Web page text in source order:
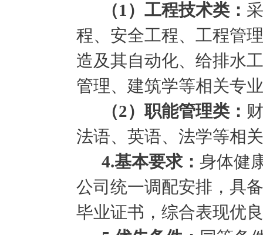
（1）工程技术类：
程、安全工程、工程管
造及其自动化、给排水
管理、建筑学等相关专
（2）职能管理类：
法语、英语、法学等相
4.基本要求： 身体健
公司统一调配安排，具
毕业证书，综合表现优